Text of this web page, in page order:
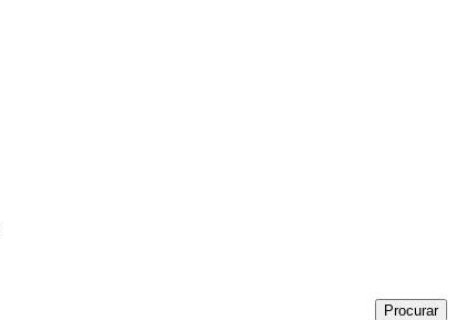
Procurar